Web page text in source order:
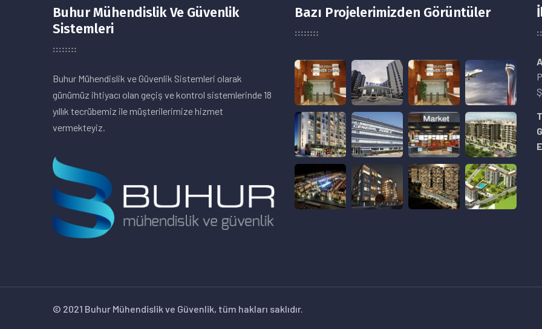
Buhur Mühendislik Ve Güvenlik
Sistemleri
Buhur Mühendislik ve Güvenlik Sistemleri olarak
günümüz ihtiyacı olan geçiş ve kontrol sistemlerinde 18
yıllık tecrübemiz ile müşterilerimize hizmet
vermekteyiz.
Bazı Projelerimizden Görüntüler
© 2021 Buhur Mühendislik ve Güvenlik, tüm hakları saklıdır.